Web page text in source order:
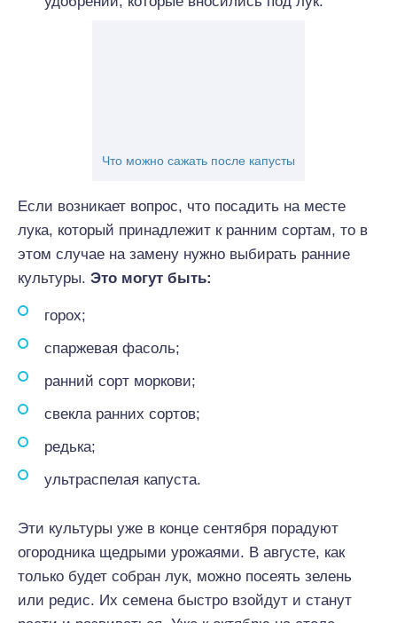
Что можно сажать после капусты
Если возникает вопрос, что посадить на месте
лука, который принадлежит к ранним сортам, то в
этом случае на замену нужно выбирать ранние
культуры. Это могут быть:
горох;
спаржевая фасоль;
ранний сорт моркови;
свекла ранних сортов;
редька;
ультраспелая капуста.
Эти культуры уже в конце сентября порадуют
огородника щедрыми урожаями. В августе, как
только будет собран лук, можно посеять зелень
или редис. Их семена быстро взойдут и станут